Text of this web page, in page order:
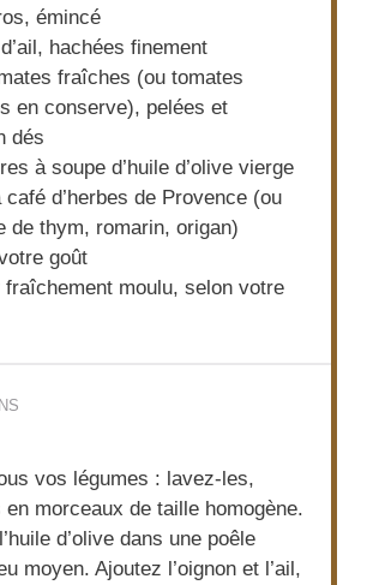
émincé
hachées finement
fraîches (ou tomates
en conserve), pelées et
dés
à soupe d’huile d’olive vierge
d’herbes de Provence (ou
de thym, romarin, origan)
goût
fraîchement moulu, selon votre
vos légumes : lavez-les,
morceaux de taille homogène.
d’olive dans une poêle
moyen. Ajoutez l’oignon et l’ail,